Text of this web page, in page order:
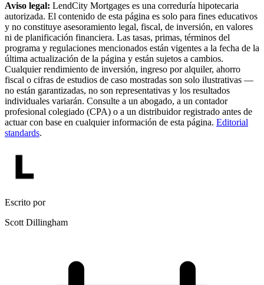
Aviso legal: LendCity Mortgages es una correduría hipotecaria
autorizada. El contenido de esta página es solo para fines educativos
y no constituye asesoramiento legal, fiscal, de inversión, en valores
ni de planificación financiera. Las tasas, primas, términos del
programa y regulaciones mencionados están vigentes a la fecha de la
última actualización de la página y están sujetos a cambios.
Cualquier rendimiento de inversión, ingreso por alquiler, ahorro
fiscal o cifras de estudios de caso mostradas son solo ilustrativas —
no están garantizadas, no son representativas y los resultados
individuales variarán. Consulte a un abogado, a un contador
profesional colegiado (CPA) o a un distribuidor registrado antes de
actuar con base en cualquier información de esta página. Editorial
standards.
Escrito por
Scott Dillingham